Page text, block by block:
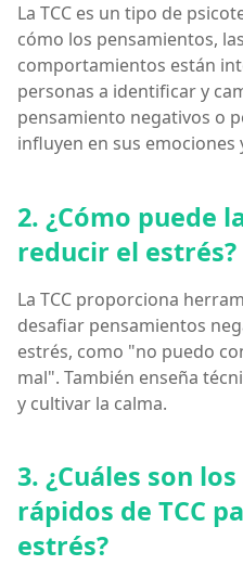
La TCC es un tipo de
cómo los pensamientos,
comportamientos están
personas a identificar y
pensamiento negativos o
influyen en sus
2. ¿Cómo puede
reducir el estrés?
La TCC proporciona
desafiar pensamientos
estrés, como "no puedo
mal". También enseña
y cultivar la calma.
3. ¿Cuáles son
rápidos de TCC
estrés?